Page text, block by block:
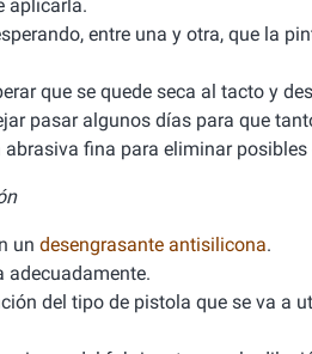
aplicarla.
entre una y otra, que la
que se quede seca al tacto y
pasar algunos días para que
fina para eliminar
un desengrasante antisilicona.
adecuadamente.
del tipo de pistola que se va a